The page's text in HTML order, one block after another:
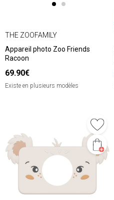
THE ZOOFAMILY
Appareil photo Zoo Friends
Racoon
69.90€
Existe en plusieurs modèles